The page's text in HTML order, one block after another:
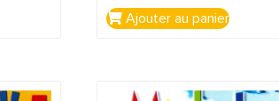
Ajouter au panier